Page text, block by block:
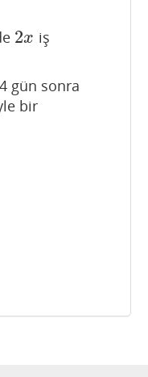
2x
2x iş
gün sonra
bir